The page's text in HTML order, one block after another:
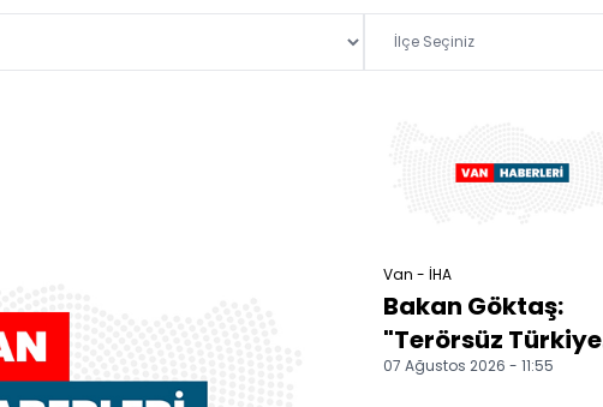
Van - İHA
Bakan Göktaş:
"Terörsüz Türkiye
sürecinde barışın,
07 Ağustos 2026 - 11:55